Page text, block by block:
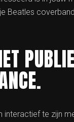
Beatles
te zijn